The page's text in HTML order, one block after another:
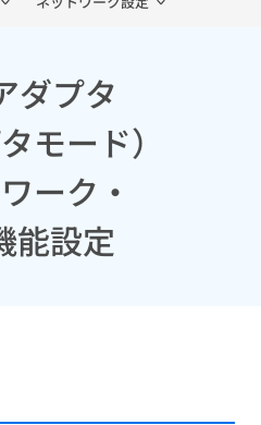
ダプタ
モード）
ーク・
能設定